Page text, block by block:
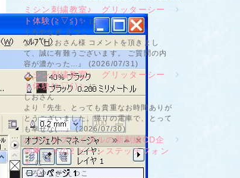
ミシン刺繍教室♪ グリッターシー
ト体験(≧▽≦)✨ に
くろやなぎ えつこ
より『しおさん様 コメントを頂きまし
て、誠に有難うございます。 ご質問の内
容が濃かった...』 (2026/07/31)
ミシン刺繍教室♪ グリッターシー
ト体験(≧▽≦)✨に
しおさん
より『先生、とっても貴重なお時間ありが
とうございました。帰りの電車で、とって
も幸せな(...』 (2026/07/30)
ハワイ＆ブライダルの新刺繍CD企
画💖 その2 ビーンステッチフォン
トに
くろやなぎ えつこ